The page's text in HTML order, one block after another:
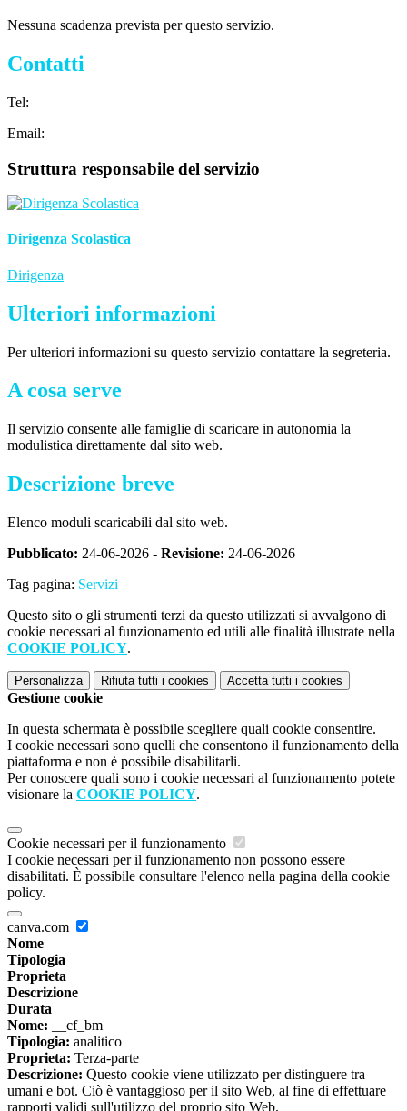
Nessuna scadenza prevista per questo servizio.
Contatti
Tel:
Email:
Struttura responsabile del servizio
Dirigenza Scolastica
Dirigenza
Ulteriori informazioni
Per ulteriori informazioni su questo servizio contattare la segreteria.
A cosa serve
Il servizio consente alle famiglie di scaricare in autonomia la
modulistica direttamente dal sito web.
Descrizione breve
Elenco moduli scaricabili dal sito web.
Pubblicato: 24-06-2026 - Revisione: 24-06-2026
Tag pagina: Servizi
Questo sito o gli strumenti terzi da questo utilizzati si avvalgono di
cookie necessari al funzionamento ed utili alle finalità illustrate nella
COOKIE POLICY.
Personalizza Rifiuta tutti i cookies Accetta tutti i cookies
Gestione cookie
In questa schermata è possibile scegliere quali cookie consentire.
I cookie necessari sono quelli che consentono il funzionamento della
piattaforma e non è possibile disabilitarli.
Per conoscere quali sono i cookie necessari al funzionamento potete
visionare la COOKIE POLICY.
Cookie necessari per il funzionamento
I cookie necessari per il funzionamento non possono essere
disabilitati. È possibile consultare l'elenco nella pagina della cookie
policy.
canva.com
Nome
Tipologia
Proprieta
Descrizione
Durata
Nome: __cf_bm
Tipologia: analitico
Proprieta: Terza-parte
Descrizione: Questo cookie viene utilizzato per distinguere tra
umani e bot. Ciò è vantaggioso per il sito Web, al fine di effettuare
rapporti validi sull'utilizzo del proprio sito Web.